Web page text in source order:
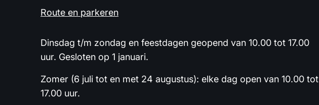
Route en parkeren
Dinsdag t/m zondag en feestdagen geopend van 10.00 tot 17.00
uur. Gesloten op 1 januari.
Zomer (6 juli tot en met 24 augustus): elke dag open van 10.00 tot
17.00 uur.